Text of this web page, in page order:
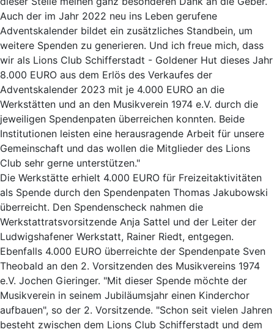
Auch der im Jahr 2022 neu ins Leben gerufene
Adventskalender bildet ein zusätzliches Standbein, um
weitere Spenden zu generieren. Und ich freue mich, dass
wir als Lions Club Schifferstadt - Goldener Hut dieses Jahr
8.000 EURO aus dem Erlös des Verkaufes der
Adventskalender 2023 mit je 4.000 EURO an die
Werkstätten und an den Musikverein 1974 e.V. durch die
jeweiligen Spendenpaten überreichen konnten. Beide
Institutionen leisten eine herausragende Arbeit für unsere
Gemeinschaft und das wollen die Mitglieder des Lions
Club sehr gerne unterstützen."
Die Werkstätte erhielt 4.000 EURO für Freizeitaktivitäten
als Spende durch den Spendenpaten Thomas Jakubowski
überreicht. Den Spendenscheck nahmen die
Werkstattratsvorsitzende Anja Sattel und der Leiter der
Ludwigshafener Werkstatt, Rainer Riedt, entgegen.
Ebenfalls 4.000 EURO überreichte der Spendenpate Sven
Theobald an den 2. Vorsitzenden des Musikvereins 1974
e.V. Jochen Gieringer. "Mit dieser Spende möchte der
Musikverein in seinem Jubiläumsjahr einen Kinderchor
aufbauen", so der 2. Vorsitzende. "Schon seit vielen Jahren
besteht zwischen dem Lions Club Schifferstadt und dem